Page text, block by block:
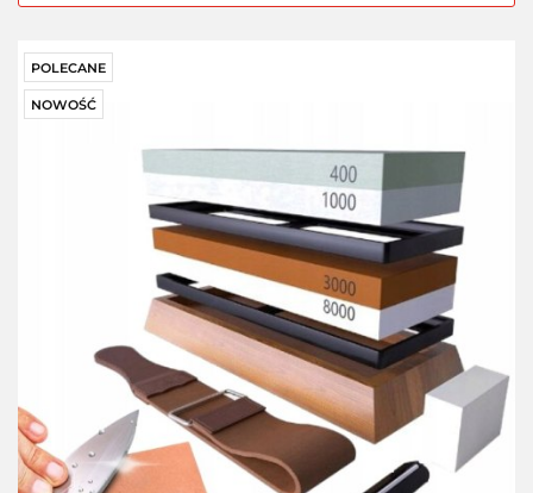
POLECANE
NOWOŚĆ